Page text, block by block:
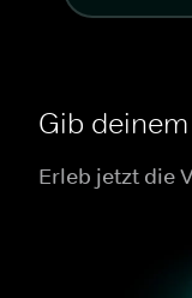
Gib
Erleb jetzt die